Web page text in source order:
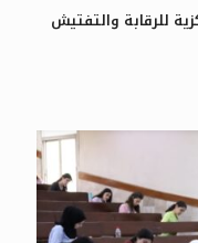
للرقابة والتفتيش